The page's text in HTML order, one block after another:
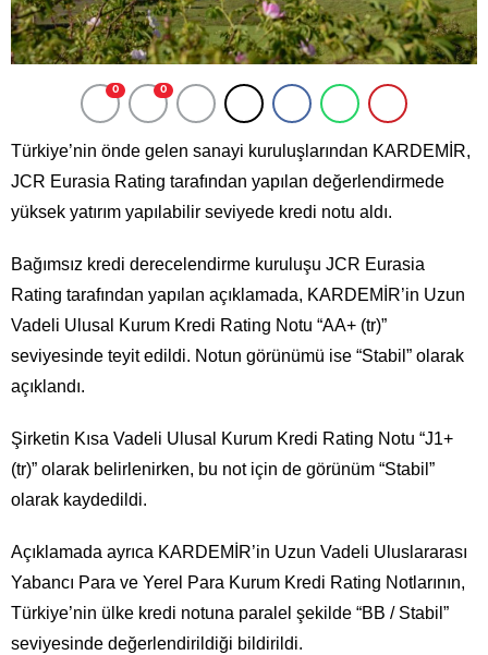
0 0
Türkiye’nin önde gelen sanayi kuruluşlarından KARDEMİR,
JCR Eurasia Rating tarafından yapılan değerlendirmede
yüksek yatırım yapılabilir seviyede kredi notu aldı.
Bağımsız kredi derecelendirme kuruluşu JCR Eurasia
Rating tarafından yapılan açıklamada, KARDEMİR’in Uzun
Vadeli Ulusal Kurum Kredi Rating Notu “AA+ (tr)”
seviyesinde teyit edildi. Notun görünümü ise “Stabil” olarak
açıklandı.
Şirketin Kısa Vadeli Ulusal Kurum Kredi Rating Notu “J1+
(tr)” olarak belirlenirken, bu not için de görünüm “Stabil”
olarak kaydedildi.
Açıklamada ayrıca KARDEMİR’in Uzun Vadeli Uluslararası
Yabancı Para ve Yerel Para Kurum Kredi Rating Notlarının,
Türkiye’nin ülke kredi notuna paralel şekilde “BB / Stabil”
seviyesinde değerlendirildiği bildirildi.